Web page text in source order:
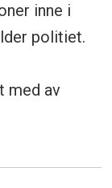
inne i
politiet.
med av